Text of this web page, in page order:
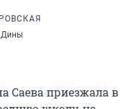
Дины
Саева приезжала в